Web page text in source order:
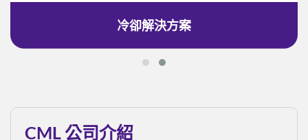
冷卻解決方案
CML 公司介紹